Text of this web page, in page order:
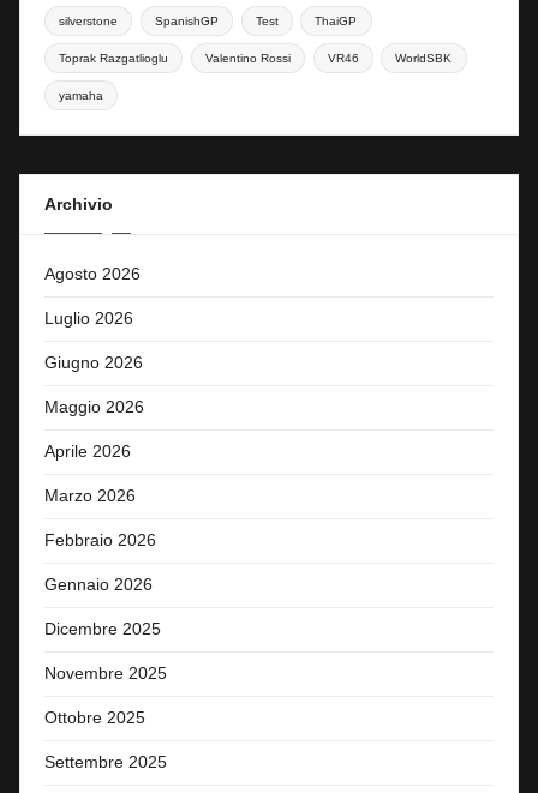
silverstone SpanishGP Test ThaiGP
Toprak Razgatlioglu Valentino Rossi VR46 WorldSBK
yamaha
Archivio
Agosto 2026
Luglio 2026
Giugno 2026
Maggio 2026
Aprile 2026
Marzo 2026
Febbraio 2026
Gennaio 2026
Dicembre 2025
Novembre 2025
Ottobre 2025
Settembre 2025